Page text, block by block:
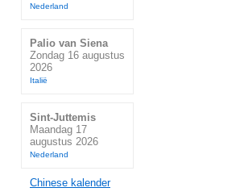
Nederland
Palio van Siena
Zondag 16 augustus
2026
Italië
Sint-Juttemis
Maandag 17
augustus 2026
Nederland
Chinese kalender